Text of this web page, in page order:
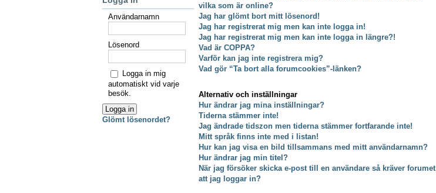
vilka som är online?
Jag har glömt bort mitt lösenord!
Jag har registrerat mig men kan inte logga in!
Jag har registrerat mig men kan inte logga in längre?!
Vad är COPPA?
Varför kan jag inte registrera mig?
Vad gör “Ta bort alla forumcookies”-länken?
Alternativ och inställningar
Hur ändrar jag mina inställningar?
Tiderna stämmer inte!
Jag ändrade tidszon men tiderna stämmer fortfarande inte!
Mitt språk finns inte med i listan!
Hur kan jag visa en bild tillsammans med mitt användarnamn?
Hur ändrar jag min titel?
När jag försöker skicka e-post till en användare så kräver forumet
att jag loggar in?
Användarnamn
Lösenord
Logga in mig
automatiskt vid varje
besök.
Glömt lösenordet?